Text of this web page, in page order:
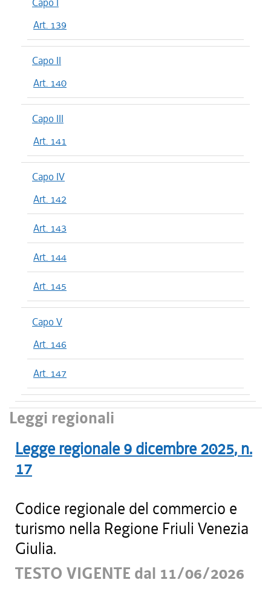
Art. 139
Capo II
Art. 140
Capo III
Art. 141
Capo IV
Art. 142
Art. 143
Art. 144
Art. 145
Capo V
Art. 146
Art. 147
Leggi regionali
Legge regionale 9 dicembre 2025, n.
17
Codice regionale del commercio e
turismo nella Regione Friuli Venezia
Giulia.
TESTO VIGENTE dal 11/06/2026